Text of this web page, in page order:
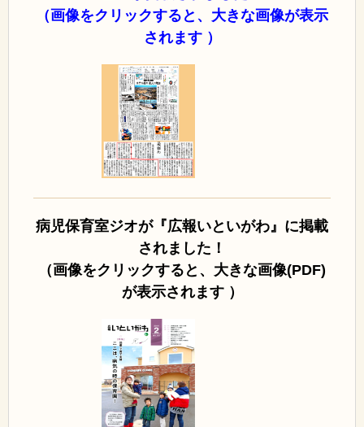
（画像をクリックすると、大きな画像が表示
されます ）
病児保育室ジオが『広報いといがわ』に掲載
されました！
（画像をクリックすると、大きな画像(PDF)
が表示されます ）